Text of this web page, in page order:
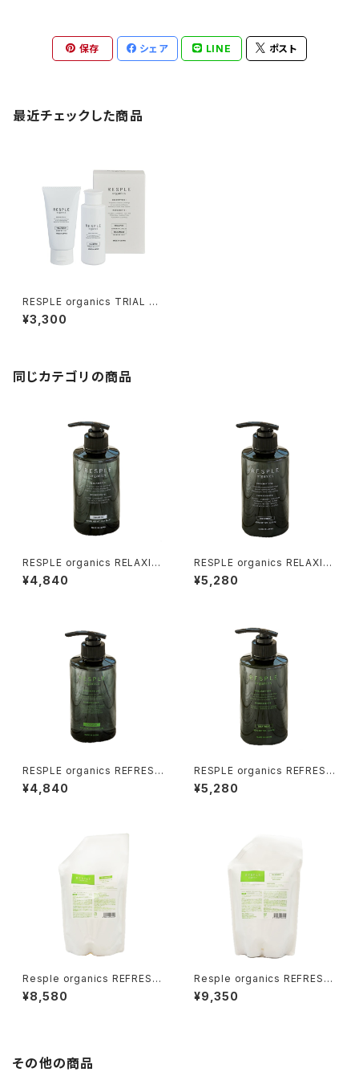
保存 シェア LINE ポスト
最近チェックした商品
RESPLE organics TRIAL SE
T〈SHAMPOO100ml＆TREA
TMENT80g〉
¥3,300
同じカテゴリの商品
RESPLE organics RELAXIN
G SHAMPOO 400ml
¥4,840
RESPLE organics RELAXIN
G TREATMENT 400g
¥5,280
RESPLE organics REFRESH
SHAMPOO 400ml
¥4,840
RESPLE organics REFRESH
TREATMENT 400g
¥5,280
Resple organics REFRESH
SHAMPOO 800ml 詰替え
¥8,580
Resple organics REFRESH
TREATMENT 800ｇ 詰替え
¥9,350
その他の商品